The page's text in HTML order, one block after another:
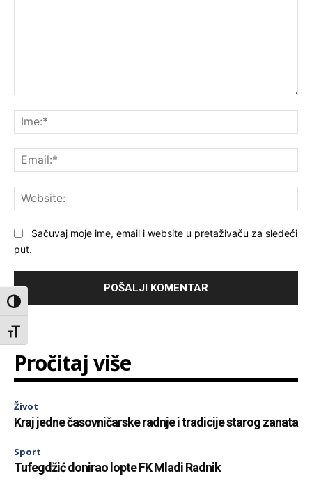
Toggle High Contrast
Toggle Font size
Sačuvaj moje ime, email i website u pretaživaču za sledeći
put.
Pročitaj više
Život
Kraj jedne časovničarske radnje i tradicije starog zanata
Sport
Tufegdžić donirao lopte FK Mladi Radnik